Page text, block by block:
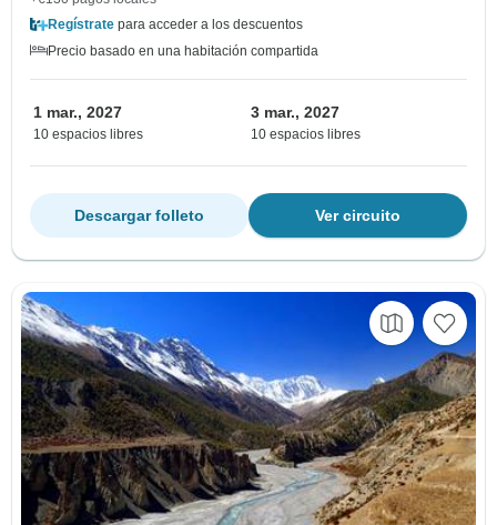
Regístrate para acceder a los descuentos
Precio basado en una habitación compartida
1 mar., 2027
10 espacios libres
3 mar., 2027
10 espacios libres
Ver circuito
Descargar folleto